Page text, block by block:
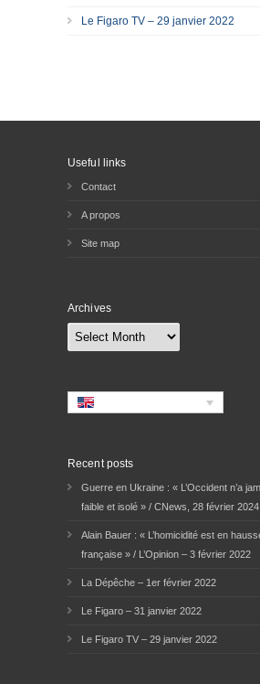
Le Figaro TV – 29 janvier 2022
Useful links
Contact
A propos
Site map
Archives
Archives
Recent posts
Guerre en Ukraine : « L’Occident n’a
faible et isolé » / CNews, 28 février 2024
Alain Bauer : « L’homicidité est en
française » / L’Opinion – 3 février 2022
La Dépêche – 1er février 2022
Le Figaro – 31 janvier 2022
Le Figaro TV – 29 janvier 2022